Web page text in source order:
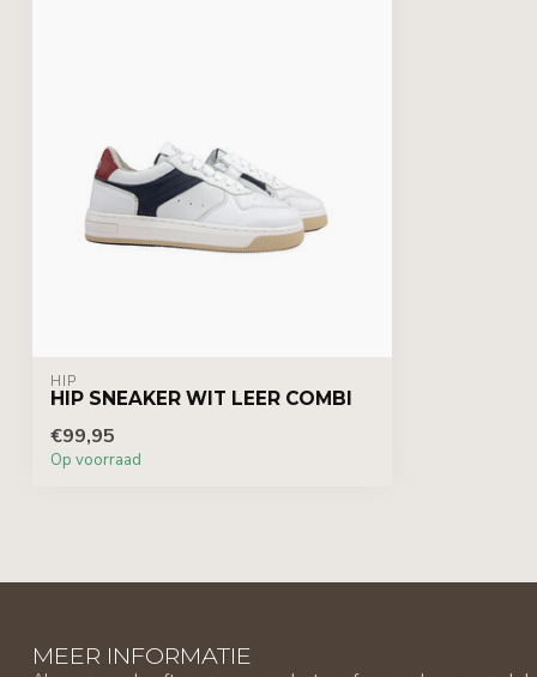
HIP
HIP SNEAKER WIT LEER COMBI
€99,95
Op voorraad
MEER INFORMATIE